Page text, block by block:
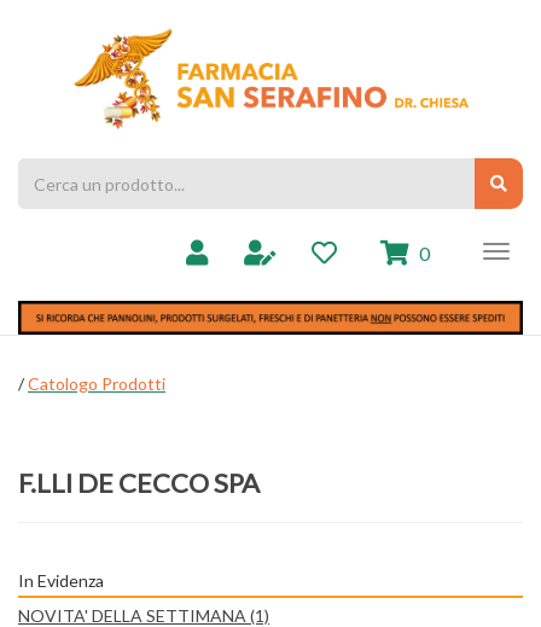
Prodotto
0 prodotti
inseriti
/Catologo Prodotti
F.LLI DE CECCO SPA
In Evidenza
NOVITA' DELLA SETTIMANA (1)